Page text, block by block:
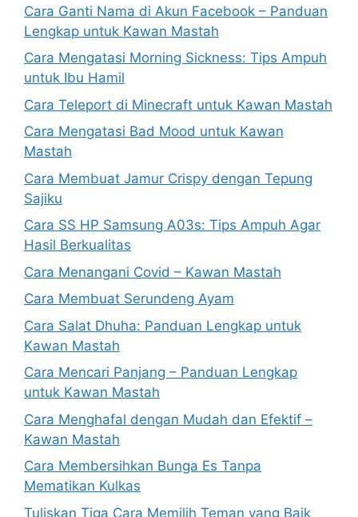
Cara Ganti Nama di Akun Facebook – Panduan
Lengkap untuk Kawan Mastah
Cara Mengatasi Morning Sickness: Tips Ampuh
untuk Ibu Hamil
Cara Teleport di Minecraft untuk Kawan Mastah
Cara Mengatasi Bad Mood untuk Kawan
Mastah
Cara Membuat Jamur Crispy dengan Tepung
Sajiku
Cara SS HP Samsung A03s: Tips Ampuh Agar
Hasil Berkualitas
Cara Menangani Covid – Kawan Mastah
Cara Membuat Serundeng Ayam
Cara Salat Dhuha: Panduan Lengkap untuk
Kawan Mastah
Cara Mencari Panjang – Panduan Lengkap
untuk Kawan Mastah
Cara Menghafal dengan Mudah dan Efektif –
Kawan Mastah
Cara Membersihkan Bunga Es Tanpa
Mematikan Kulkas
Tuliskan Tiga Cara Memilih Teman yang Baik